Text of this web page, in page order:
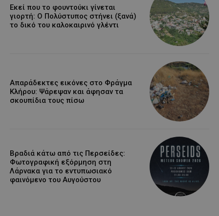
Εκεί που το φουντούκι γίνεται
γιορτή: Ο Πολύστυπος στήνει (ξανά)
το δικό του καλοκαιρινό γλέντι
Απαράδεκτες εικόνες στο Φράγμα
Κλήρου: Ψάρεψαν και άφησαν τα
σκουπίδια τους πίσω
Βραδιά κάτω από τις Περσείδες:
Φωτογραφική εξόρμηση στη
Λάρνακα για το εντυπωσιακό
φαινόμενο του Αυγούστου